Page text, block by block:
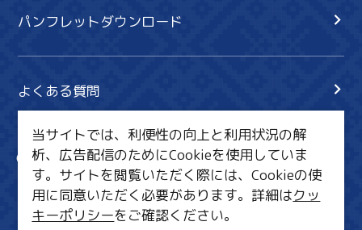
パンフレットダウンロード
よくある質問
サイト内検索
共有
行きたいリスト
当サイトでは、利便性の向上と利用状況の解
析、広告配信のためにCookieを使用していま
す。サイトを閲覧いただく際には、Cookieの使
用に同意いただく必要があります。詳細はクッ
キーポリシーをご確認ください。